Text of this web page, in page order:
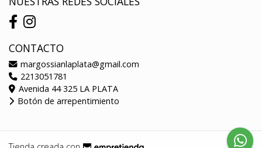
CONTACTO
margossianlaplata@gmail.com
2213051781
Avenida 44 325 LA PLATA
Botón de arrepentimiento